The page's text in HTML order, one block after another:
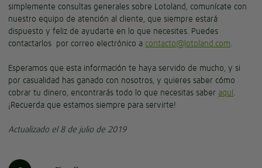
simplemente consultas generales sobre Lotoland, comunícate con
nuestro equipo de atención al cliente, que siempre estará
dispuesto y feliz de ayudarte en lo que necesites. Puedes
contactarlos por correo electrónico a contacto@lotoland.com
Esperamos que esta información te haya servido de mucho, y si
por casualidad has ganado con nosotros, y quieres saber cómo
cobrar tu dinero, encontrarás todo lo que necesitas saber aquí
¡Recuerda que estamos siempre para servirte!
Actualizado el 8 de julio de 2019